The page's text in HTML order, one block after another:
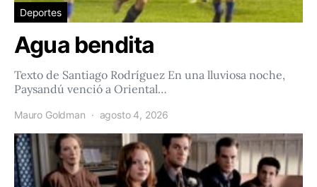
Deportes
Agua bendita
Texto de Santiago Rodríguez En una lluviosa noche,
Paysandú venció a Oriental…
Mauro Goldman agosto 4, 2026